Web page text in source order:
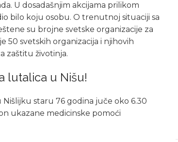
U dosadašnjim akcijama prilikom
bilo koju osobu. O trenutnoj situaciji sa
su brojne svetske organizacije za
50 svetskih organizacija i njihovih
zaštitu životinja.
lutalica u Nišu!
staru 76 godina juče oko 6.30
ukazane medicinske pomoći